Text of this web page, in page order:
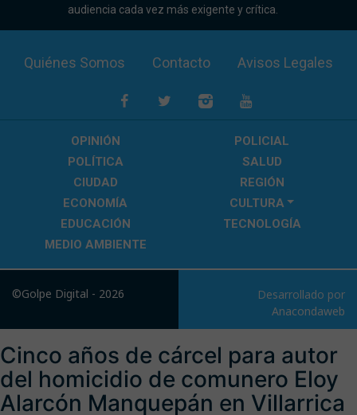
audiencia cada vez más exigente y crítica.
Quiénes Somos Contacto Avisos Legales
OPINIÓN
POLICIAL
POLÍTICA
SALUD
CIUDAD
REGIÓN
ECONOMÍA
CULTURA
EDUCACIÓN
TECNOLOGÍA
MEDIO AMBIENTE
©Golpe Digital - 2026
Desarrollado por
Anacondaweb
Cinco años de cárcel para autor
del homicidio de comunero Eloy
Alarcón Manquepán en Villarrica